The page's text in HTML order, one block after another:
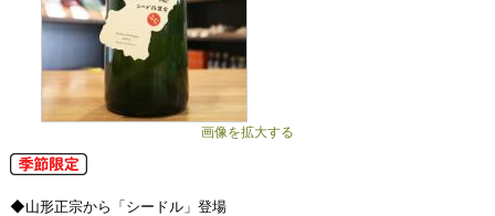
画像を拡大する
◆山形正宗から「シードル」登場